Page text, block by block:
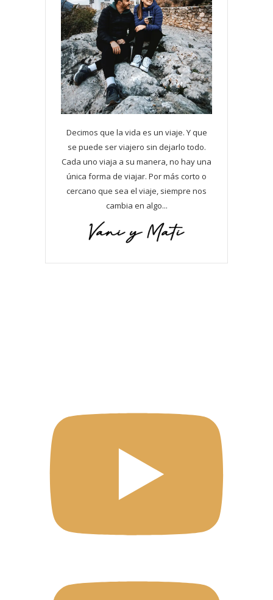
Decimos que la vida es un viaje. Y que
se puede ser viajero sin dejarlo todo.
Cada uno viaja a su manera, no hay una
única forma de viajar. Por más corto o
cercano que sea el viaje, siempre nos
cambia en algo...